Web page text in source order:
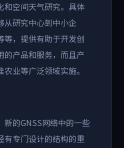
和空间天气研究。具体
从研究中心到中小企
等，提供有助于开发创
的产品和服务，而且产
业等广泛领域实施。
新的GNSS网络中的一些
有专门设计的结构的重